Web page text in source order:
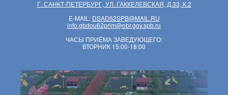
Г. САНКТ-ПЕТЕРБУРГ, УЛ. ГАККЕЛЕВСКАЯ, Д.33, К.2
E-MAIL: DSAD62SPB@MAIL.RU
info.gbdou62prim@obr.gov.spb.ru
ЧАСЫ ПРИЁМА ЗАВЕДУЮЩЕГО:
ВТОРНИК 15:00-18:00